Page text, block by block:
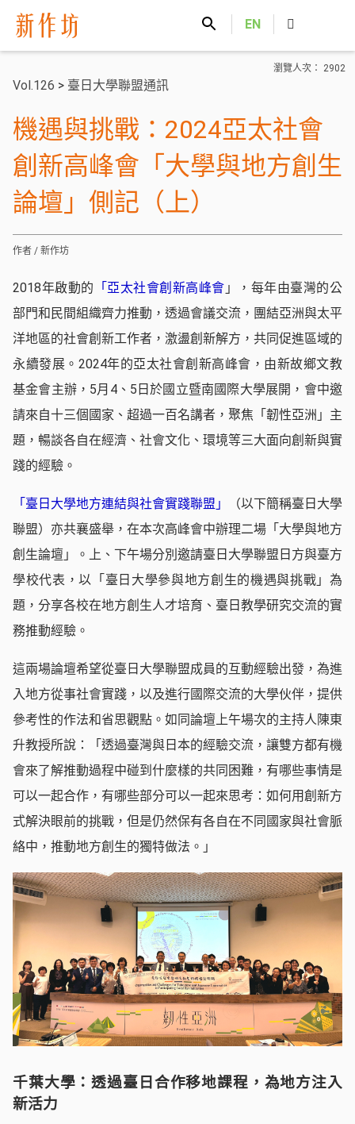
EN
瀏覽人次： 2902
Vol.126 > 臺日大學聯盟通訊
機遇與挑戰：2024亞太社會
創新高峰會「大學與地方創生
論壇」側記（上）
作者 / 新作坊
2018年啟動的 「亞太社會創新高峰會 」，每年由臺灣的公
部門和民間組織齊力推動，透過會議交流，團結亞洲與太平
洋地區的社會創新工作者，激盪創新解方，共同促進區域的
永續發展。2024年的亞太社會創新高峰會，由新故鄉文教
基金會主辦，5月4、5日於國立暨南國際大學展開，會中邀
請來自十三個國家、超過一百名講者，聚焦「韌性亞洲」主
題，暢談各自在經濟、社會文化、環境等三大面向創新與實
踐的經驗。
「臺日大學地方連結與社會實踐聯盟」
（以下簡稱臺日大學
聯盟）亦共襄盛舉，在本次高峰會中辦理二場「大學與地方
創生論壇」。上、下午場分別邀請臺日大學聯盟日方與臺方
學校代表，以「臺日大學參與地方創生的機遇與挑戰」為
題，分享各校在地方創生人才培育、臺日教學研究交流的實
務推動經驗。
這兩場論壇希望從臺日大學聯盟成員的互動經驗出發，為進
入地方從事社會實踐，以及進行國際交流的大學伙伴，提供
參考性的作法和省思觀點。如同論壇上午場次的主持人陳東
升教授所說：「透過臺灣與日本的經驗交流，讓雙方都有機
會來了解推動過程中碰到什麼樣的共同困難，有哪些事情是
可以一起合作，有哪些部分可以一起來思考：如何用創新方
式解決眼前的挑戰，但是仍然保有各自在不同國家與社會脈
絡中，推動地方創生的獨特做法。」
千葉大學：透過臺日合作移地課程，為地方注入
新活力